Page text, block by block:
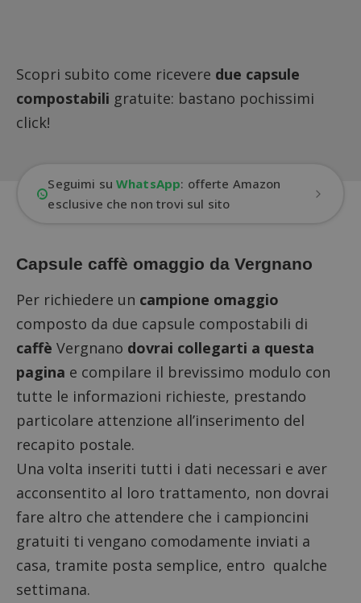
Scopri subito come ricevere due capsule
compostabili gratuite: bastano pochissimi
click!
Seguimi suWhatsApp: offerte Amazon
esclusive che non trovi sul sito
Capsule caffè omaggio da Vergnano
Per richiedere un campione omaggio
composto da due capsule compostabili di
caffè Vergnano dovrai collegarti a questa
pagina e compilare il brevissimo modulo con
tutte le informazioni richieste, prestando
particolare attenzione all’inserimento del
recapito postale.
Una volta inseriti tutti i dati necessari e aver
acconsentito al loro trattamento, non dovrai
fare altro che attendere che i campioncini
gratuiti ti vengano comodamente inviati a
casa, tramite posta semplice, entro qualche
settimana.